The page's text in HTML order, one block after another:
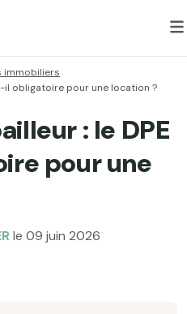
immobiliers
il obligatoire pour une location ?
: le DPE
pour une
le 09 juin 2026